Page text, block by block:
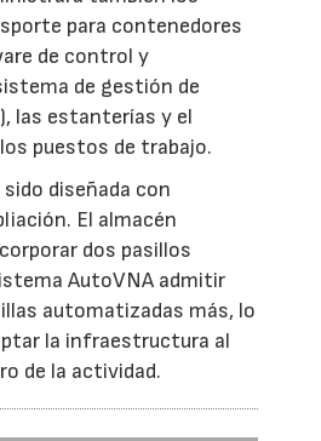
para contenedores
de control y
de gestión de
las estanterías y el
puestos de trabajo.
diseñada con
El almacén
dos pasillos
AutoVNA admitir
automatizadas más, lo
la infraestructura al
de la actividad.